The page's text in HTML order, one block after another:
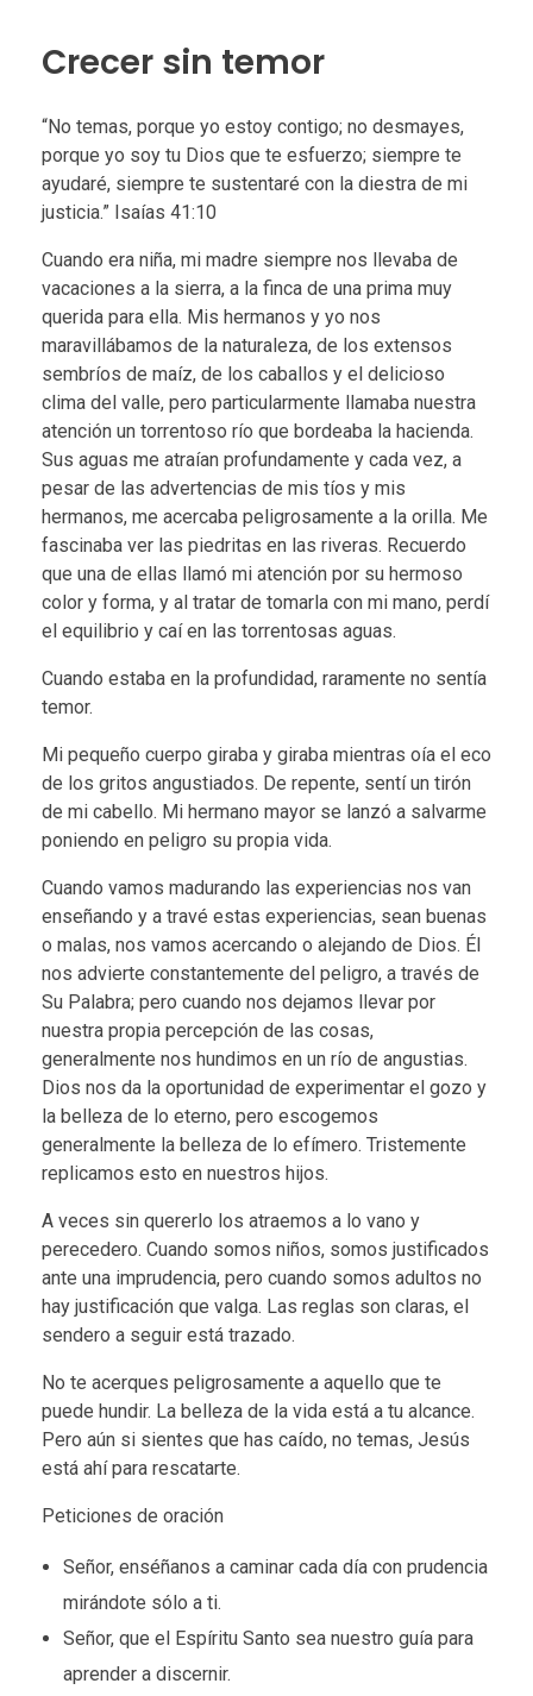
Crecer sin temor
“No temas, porque yo estoy contigo; no desmayes,
porque yo soy tu Dios que te esfuerzo; siempre te
ayudaré, siempre te sustentaré con la diestra de mi
justicia.” Isaías 41:10
Cuando era niña, mi madre siempre nos llevaba de
vacaciones a la sierra, a la finca de una prima muy
querida para ella. Mis hermanos y yo nos
maravillábamos de la naturaleza, de los extensos
sembríos de maíz, de los caballos y el delicioso
clima del valle, pero particularmente llamaba nuestra
atención un torrentoso río que bordeaba la hacienda.
Sus aguas me atraían profundamente y cada vez, a
pesar de las advertencias de mis tíos y mis
hermanos, me acercaba peligrosamente a la orilla. Me
fascinaba ver las piedritas en las riveras. Recuerdo
que una de ellas llamó mi atención por su hermoso
color y forma, y al tratar de tomarla con mi mano, perdí
el equilibrio y caí en las torrentosas aguas.
Cuando estaba en la profundidad, raramente no sentía
temor.
Mi pequeño cuerpo giraba y giraba mientras oía el eco
de los gritos angustiados. De repente, sentí un tirón
de mi cabello. Mi hermano mayor se lanzó a salvarme
poniendo en peligro su propia vida.
Cuando vamos madurando las experiencias nos van
enseñando y a travé estas experiencias, sean buenas
o malas, nos vamos acercando o alejando de Dios. Él
nos advierte constantemente del peligro, a través de
Su Palabra; pero cuando nos dejamos llevar por
nuestra propia percepción de las cosas,
generalmente nos hundimos en un río de angustias.
Dios nos da la oportunidad de experimentar el gozo y
la belleza de lo eterno, pero escogemos
generalmente la belleza de lo efímero. Tristemente
replicamos esto en nuestros hijos.
A veces sin quererlo los atraemos a lo vano y
perecedero. Cuando somos niños, somos justificados
ante una imprudencia, pero cuando somos adultos no
hay justificación que valga. Las reglas son claras, el
sendero a seguir está trazado.
No te acerques peligrosamente a aquello que te
puede hundir. La belleza de la vida está a tu alcance.
Pero aún si sientes que has caído, no temas, Jesús
está ahí para rescatarte.
Peticiones de oración
Señor, enséñanos a caminar cada día con prudencia
mirándote sólo a ti.
Señor, que el Espíritu Santo sea nuestro guía para
aprender a discernir.